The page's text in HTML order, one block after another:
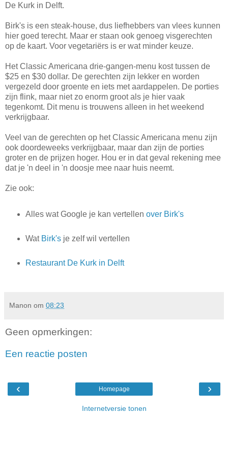
De Kurk in Delft.
Birk's is een steak-house, dus liefhebbers van vlees kunnen
hier goed terecht. Maar er staan ook genoeg visgerechten
op de kaart. Voor vegetariërs is er wat minder keuze.
Het Classic Americana drie-gangen-menu kost tussen de
$25 en $30 dollar. De gerechten zijn lekker en worden
vergezeld door groente en iets met aardappelen. De porties
zijn flink, maar niet zo enorm groot als je hier vaak
tegenkomt. Dit menu is trouwens alleen in het weekend
verkrijgbaar.
Veel van de gerechten op het Classic Americana menu zijn
ook doordeweeks verkrijgbaar, maar dan zijn de porties
groter en de prijzen hoger. Hou er in dat geval rekening mee
dat je 'n deel in 'n doosje mee naar huis neemt.
Zie ook:
Alles wat Google je kan vertellen over Birk's
Wat Birk'sje zelf wil vertellen
Restaurant De Kurk in Delft
Manon om 08:23
Geen opmerkingen:
Een reactie posten
‹ ›
Homepage
Internetversie tonen